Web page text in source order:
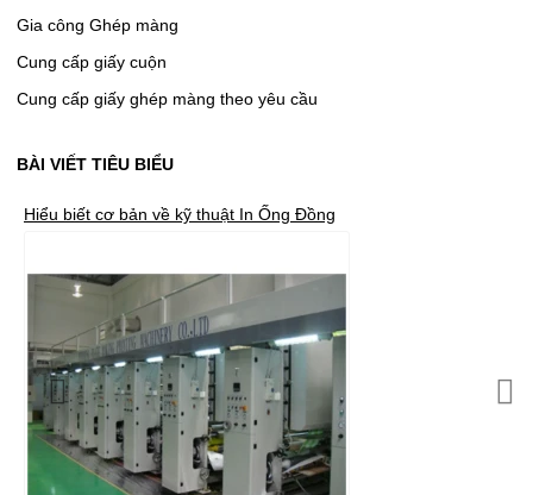
Gia công Ghép màng
Cung cấp giấy cuộn
Cung cấp giấy ghép màng theo yêu cầu
BÀI VIẾT TIÊU BIỂU
Hiểu biết cơ bản về kỹ thuật In Ống Đồng